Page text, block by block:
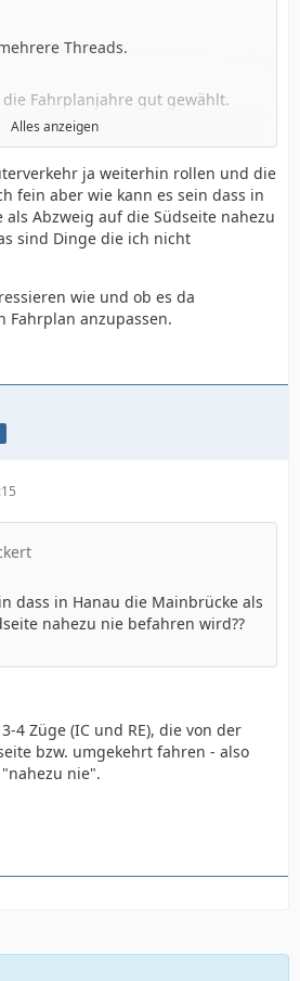
Threads.
Fahrplanjahre gut gewählt.
überall Wendezüge / Triebzüge
war wesentlich umfangreicher.
viele Nebenbahnen / -anschlüsse
nur noch Triebzug-Einheitsbrei
rede ich mal gar nicht erst
wohl eine persönliche Vorliebe
Alles anzeigen
ja weiterhin rollen und die
fein aber wie kann es sein dass in
Abzweig auf die Südseite nahezu
sind Dinge die ich nicht
wie und ob es da
Fahrplan anzupassen.
dass in Hanau die Mainbrücke als
nahezu nie befahren wird??
4 Züge (IC und RE), die von der
bzw. umgekehrt fahren - also
nie".